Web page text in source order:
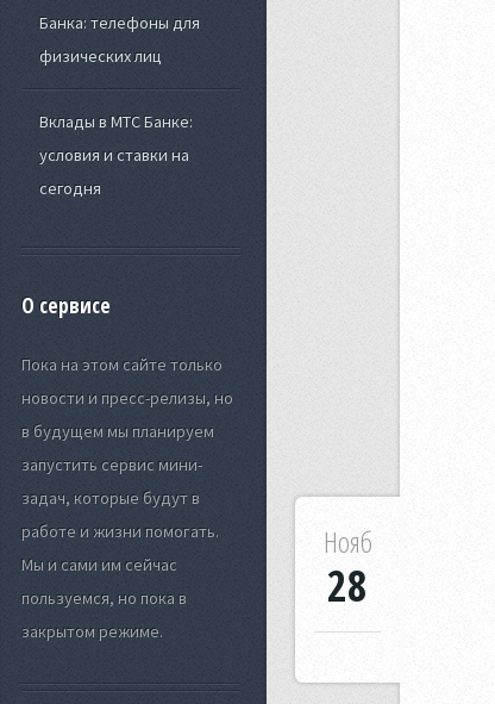
Банка: телефоны для
физических лиц
Вклады в МТС Банке:
условия и ставки на
сегодня
О сервисе
Пока на этом сайте только
новости и пресс-релизы, но
в будущем мы планируем
запустить сервис мини-
задач, которые будут в
работе и жизни помогать.
Мы и сами им сейчас
пользуемся, но пока в
закрытом режиме.
Нояб
28